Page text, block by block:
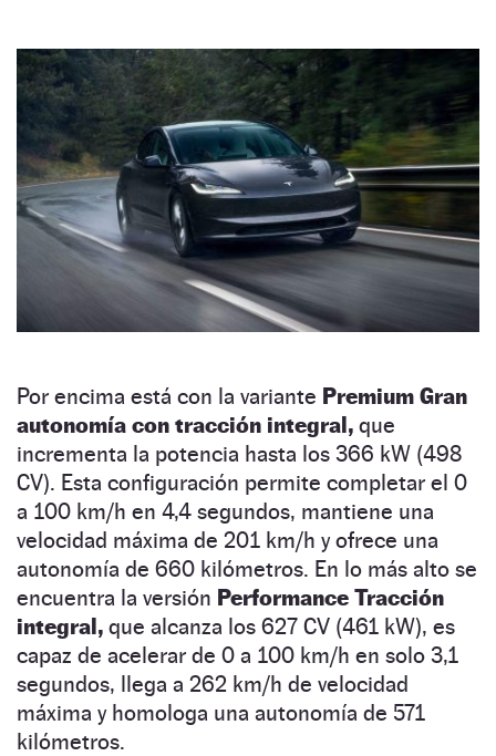
Por encima está con la variante Premium Gran
autonomía con tracción integral, que
incrementa la potencia hasta los 366 kW (498
CV). Esta configuración permite completar el 0
a 100 km/h en 4,4 segundos, mantiene una
velocidad máxima de 201 km/h y ofrece una
autonomía de 660 kilómetros. En lo más alto se
encuentra la versión Performance Tracción
integral, que alcanza los 627 CV (461 kW), es
capaz de acelerar de 0 a 100 km/h en solo 3,1
segundos, llega a 262 km/h de velocidad
máxima y homologa una autonomía de 571
kilómetros.